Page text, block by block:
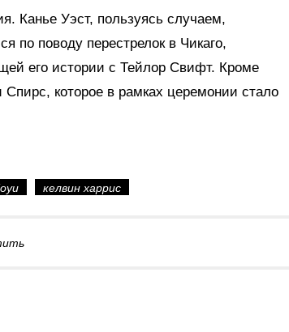
Канье Уэст, пользуясь случаем,
по поводу перестрелок в Чикаго,
его истории с Тейлор Свифт. Кроме
которое в рамках церемонии стало
келвин харрис